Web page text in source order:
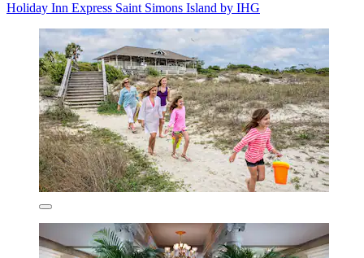
Holiday Inn Express Saint Simons Island by IHG